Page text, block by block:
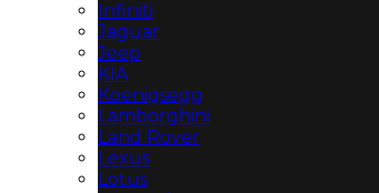
Infiniti
Jaguar
Jeep
KIA
Koenigsegg
Lamborghini
Land Rover
Lexus
Lotus